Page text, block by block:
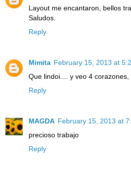
Layout me encantaron, bellos
Saludos.
Reply
Mimita February 15, 2013 at
Que lindoi.... y veo 4
Reply
MAGDA February 15, 2013 at
precioso trabajo
Reply